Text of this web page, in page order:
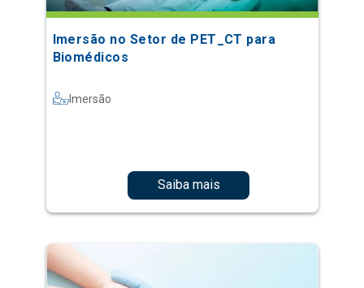
Imersão no Setor de PET_CT para
Biomédicos
Imersão
Saiba mais